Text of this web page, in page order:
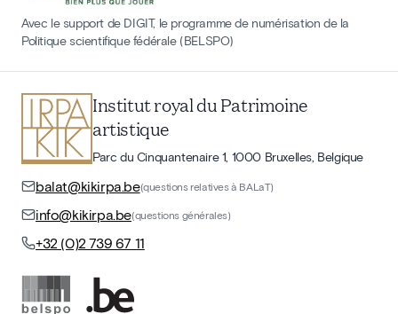
Avec le support de DIGIT, le programme de numérisation de la
Politique scientifique fédérale (BELSPO)
Institut royal du Patrimoine
artistique
Parc du Cinquantenaire 1, 1000 Bruxelles, Belgique
balat@kikirpa.be(questions relatives à BALaT)
info@kikirpa.be(questions générales)
+32 (0)2 739 67 11